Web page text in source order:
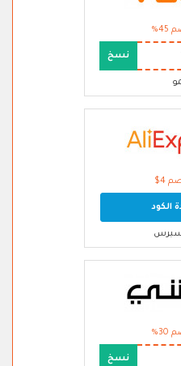
نسخ
4$
الكود
نسخ